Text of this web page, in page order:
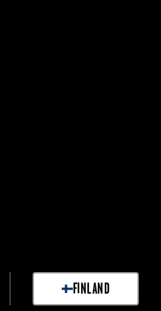
FINLAND
SELECT MARKET